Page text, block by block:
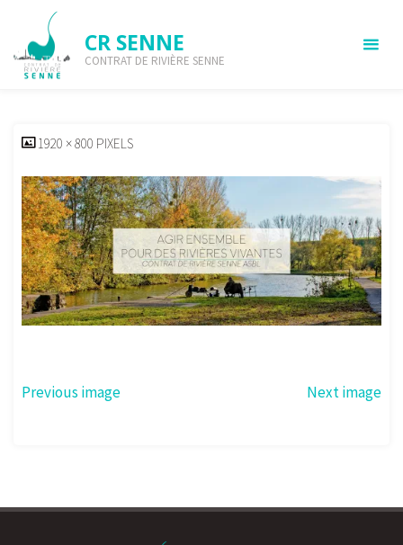
content
CR SENNE
CONTRAT DE RIVIÈRE SENNE
slider-slogan-1920-600
FULL1920 × 800 PIXELS
Previous image Next image